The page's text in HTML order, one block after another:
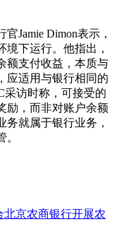
Jamie Dimon表示，
下运行。他指出，
额支付收益，本质与
应适用与银行相同的
采访时称，可接受的
励，而非对账户余额
就属于银行业务，
京农商银行开展农